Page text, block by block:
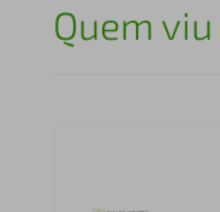
Quem